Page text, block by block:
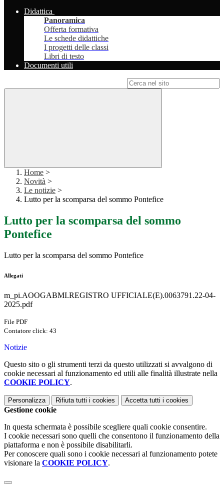
Didattica
Panoramica
Offerta formativa
Le schede didattiche
I progetti delle classi
Libri di testo
Documenti utili
Home >
Novità >
Le notizie >
Lutto per la scomparsa del sommo Pontefice
Lutto per la scomparsa del sommo
Pontefice
Lutto per la scomparsa del sommo Pontefice
Allegati
m_pi.AOOGABMI.REGISTRO UFFICIALE(E).0063791.22-04-
2025.pdf
File PDF
Contatore click: 43
Notizie
Questo sito o gli strumenti terzi da questo utilizzati si avvalgono di
cookie necessari al funzionamento ed utili alle finalità illustrate nella
COOKIE POLICY.
Personalizza Rifiuta tutti i cookies Accetta tutti i cookies
Gestione cookie
In questa schermata è possibile scegliere quali cookie consentire.
I cookie necessari sono quelli che consentono il funzionamento della
piattaforma e non è possibile disabilitarli.
Per conoscere quali sono i cookie necessari al funzionamento potete
visionare la COOKIE POLICY.